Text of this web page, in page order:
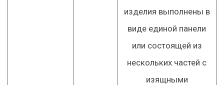
изделия выполнены в
виде единой панели
или состоящей из
нескольких частей с
изящными